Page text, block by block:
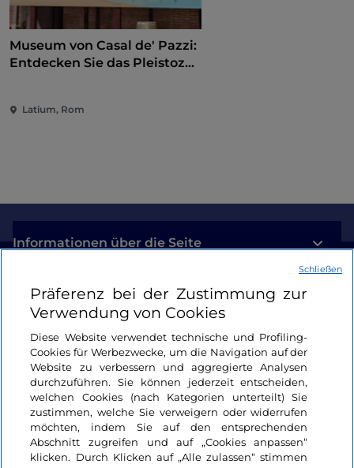
Museum von Casal de' Pazzi:
Entdecken Sie das Pleistozän
Latium, Rom
Informationen über die Seite
Nützliche Links
Login
Bleiben wir in Kontakt
Präferenz bei der Zustimmung zur
Verwendung von Cookies
Diese Website verwendet technische und Profiling-
Cookies für Werbezwecke, um die Navigation auf der
Website zu verbessern und aggregierte Analysen
durchzuführen. Sie können jederzeit entscheiden,
welchen Cookies (nach Kategorien unterteilt) Sie
zustimmen, welche Sie verweigern oder widerrufen
möchten, indem Sie auf den entsprechenden
Abschnitt zugreifen und auf „Cookies anpassen“
klicken. Durch Klicken auf „Alle zulassen“ stimmen
Schließen